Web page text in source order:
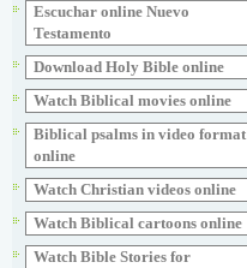
Escuchar online Nuevo
Testamento
Download Holy Bible online
Watch Biblical movies online
Biblical psalms in video format
online
Watch Christian videos online
Watch Biblical cartoons online
Watch Bible Stories for